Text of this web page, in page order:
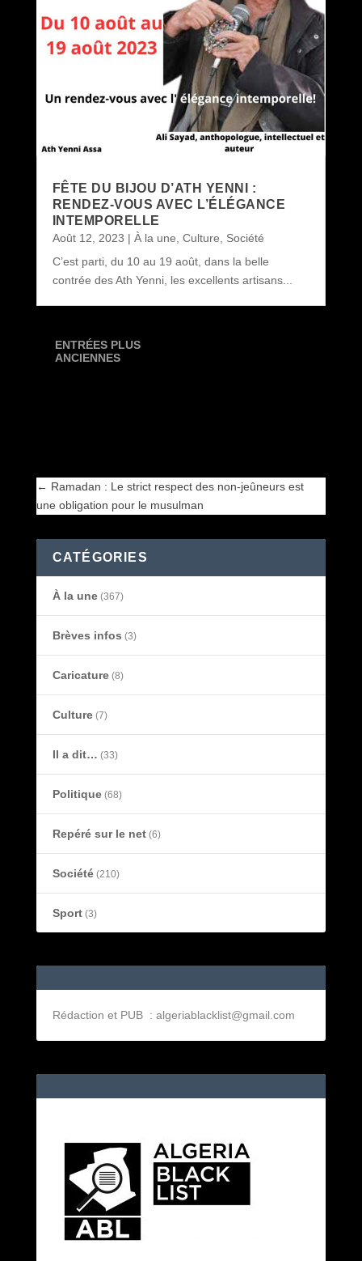
FÊTE DU BIJOU D’ATH YENNI :
RENDEZ-VOUS AVEC L’ÉLÉGANCE
INTEMPORELLE
Août 12, 2023 | À la une Culture
Société
C’est parti, du 10 au 19 août, dans la belle
contrée des Ath Yenni, les excellents artisans...
ENTRÉES PLUS
ANCIENNES
← Ramadan : Le strict respect des non-jeûneurs est
une obligation pour le musulman
CATÉGORIES
À la une(367)
Brèves infos (3)
Caricature(8)
Culture(7)
Il a dit… (33)
Politique(68)
Repéré sur le net(6)
Société(210)
Sport(3)
Rédaction et PUB : algeriablacklist@gmail.com